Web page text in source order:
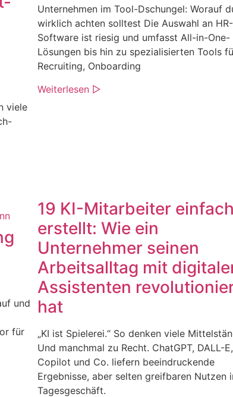
viele
Unternehmen im Tool-Dschungel: Worauf
wirklich achten solltest Die Auswahl an HR-
Software ist riesig und umfasst All-in-One-
Lösungen bis hin zu spezialisierten Tools
Recruiting, Onboarding
Weiterlesen ▷
und
für
19 KI-Mitarbeiter einfach
erstellt: Wie ein
Unternehmer seinen
Arbeitsalltag mit
Assistenten
hat
„KI ist Spielerei.“ So denken viele
Und manchmal zu Recht. ChatGPT, DALL-E,
Copilot und Co. liefern beeindruckende
Ergebnisse, aber selten greifbaren Nutzen
Tagesgeschäft.